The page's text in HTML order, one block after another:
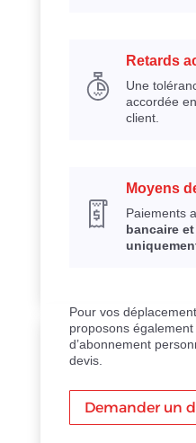
Retards
Une
accordée
client.
Moyens
Paiements
bancaire
Pour vos
proposons
d’abonnement
devis.
Demander un